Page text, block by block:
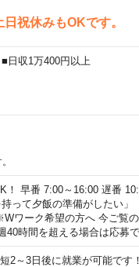
祝休みもOKです。
収1万400円以上
！ 早番 7:00～16:00 遅番
って夕飯の準備がしたい」
ワーク希望の方へ 今ご覧
時間を超える場合は応募で
2～3日後に就業が可能です！